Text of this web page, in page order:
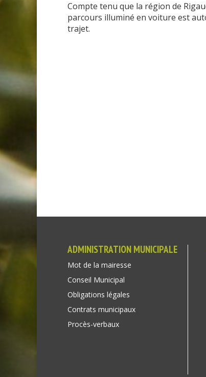
Compte tenu que la région de
parcours illuminé en voiture est
trajet.
ADMINISTRATION MUNICIPALE
Mot de la mairesse
Conseil Municipal
Obligations légales
Contrats municipaux
Procès-verbaux